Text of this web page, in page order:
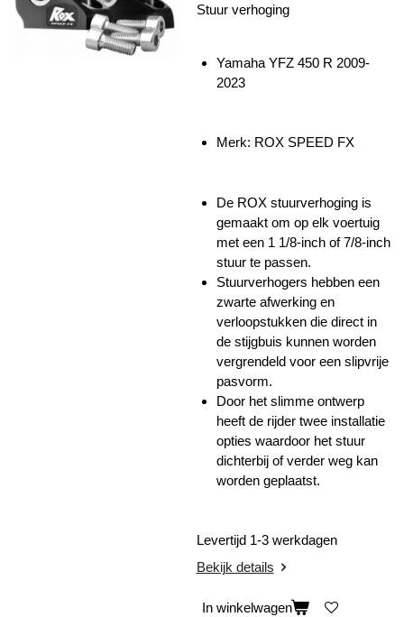
Stuur verhoging
Yamaha YFZ 450 R 2009-
2023
Merk: ROX SPEED FX
De ROX stuurverhoging is
gemaakt om op elk voertuig
met een 1 1/8-inch of 7/8-inch
stuur te passen.
Stuurverhogers hebben een
zwarte afwerking en
verloopstukken die direct in
de stijgbuis kunnen worden
vergrendeld voor een slipvrije
pasvorm.
Door het slimme ontwerp
heeft de rijder twee installatie
opties waardoor het stuur
dichterbij of verder weg kan
worden geplaatst.
Levertijd 1-3 werkdagen
Bekijk details
In winkelwagen